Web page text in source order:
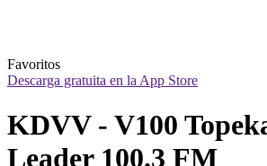
Favoritos
Descarga gratuita en la App Store
KDVV - V100
Leader 100.3 FM